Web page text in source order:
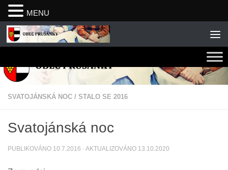
Skip to content
SVATOJÁNSKÁ NOC / STALO SE 2016
Svatojánská noc
PUBLIKOVÁNO 10.7.2016 · AKTUALIZOVÁNO 13.10.2020
MENU